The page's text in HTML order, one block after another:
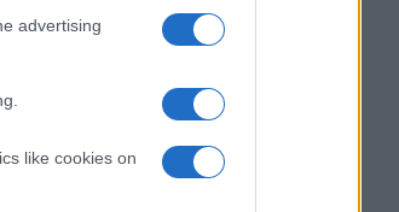
advertising
like cookies on
las
en el